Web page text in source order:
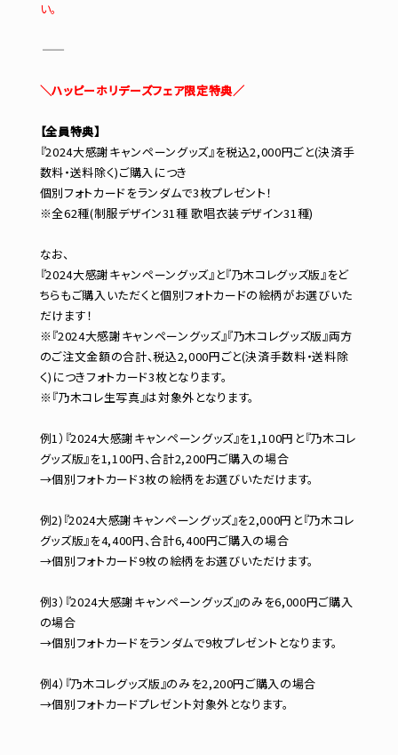
い。
―――――――――――
＼ハッピーホリデーズフェア限定特典／
【全員特典】
『2024大感謝キャンペーングッズ』を税込2,000円ごと(決済手
数料・送料除く)ご購入につき
個別フォトカードをランダムで3枚プレゼント！
※全62種(制服デザイン31種 歌唱衣装デザイン31種)
なお、
『2024大感謝キャンペーングッズ』と『乃木コレグッズ版』をど
ちらもご購入いただくと個別フォトカードの絵柄がお選びいた
だけます！
※『2024大感謝キャンペーングッズ』『乃木コレグッズ版』両方
のご注文金額の合計、税込2,000円ごと(決済手数料・送料除
く)につきフォトカード3枚となります。
※『乃木コレ生写真』は対象外となります。
例1）『2024大感謝キャンペーングッズ』を1,100円と『乃木コレ
グッズ版』を1,100円、合計2,200円ご購入の場合
→個別フォトカード3枚の絵柄をお選びいただけます。
例2)『2024大感謝キャンペーングッズ』を2,000円と『乃木コレ
グッズ版』を4,400円、合計6,400円ご購入の場合
→個別フォトカード9枚の絵柄をお選びいただけます。
例3）『2024大感謝キャンペーングッズ』のみを6,000円ご購入
の場合
→個別フォトカードをランダムで9枚プレゼントとなります。
例4）『乃木コレグッズ版』のみを2,200円ご購入の場合
→個別フォトカードプレゼント対象外となります。